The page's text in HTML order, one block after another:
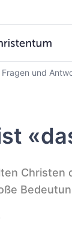
Fragen und
Christen